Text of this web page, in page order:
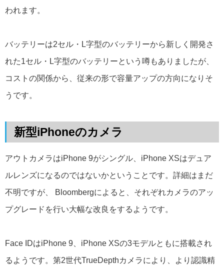
われます。
バッテリーは2セル・L字型のバッテリーから新しく開発さ
れた1セル・L字型のバッテリーという噂もありましたが、
コストの関係から、従来の形で容量アップの方向になりそ
うです。
新型iPhoneのカメラ
アウトカメラはiPhone 9がシングル、iPhone XSはデュア
ルレンズになるのではないかということです。詳細はまだ
不明ですが、 Bloombergによると、それぞれカメラのアッ
プグレードを行い大幅な改良をするようです。
Face IDはiPhone 9、iPhone XSの3モデルともに搭載され
るようです。第2世代TrueDepthカメラにより、より認識精